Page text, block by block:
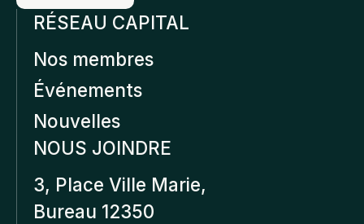
RÉSEAU CAPITAL
Nos membres
Événements
Nouvelles
NOUS JOINDRE
3, Place Ville Marie,
Bureau 12350